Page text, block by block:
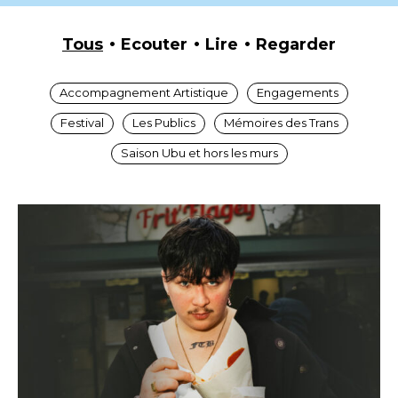
Tous Ecouter Lire Regarder
Accompagnement Artistique Engagements
Festival Les Publics Mémoires des Trans
Saison Ubu et hors les murs